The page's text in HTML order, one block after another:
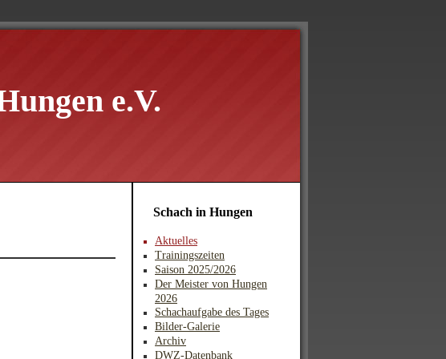
e.V.
Schach in Hungen
Aktuelles
Trainingszeiten
Saison 2025/2026
Der Meister von Hungen
2026
Schachaufgabe des Tages
Bilder-Galerie
Archiv
DWZ-Datenbank